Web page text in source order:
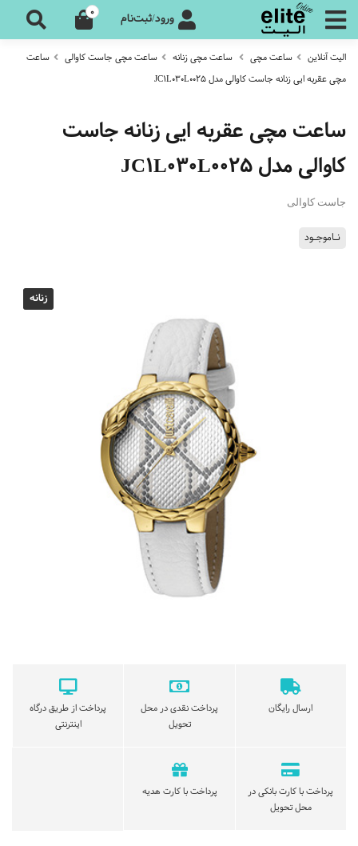
ورود/ثبت‌نام 0
الیت آنلاین ساعت مچی ساعت مچی زنانه ساعت مچی جاست کاوالی
ساعت
مچی عقربه ایی زنانه جاست کاوالی مدل JC1L030L0025
ساعت مچی عقربه ایی زنانه جاست
کاوالی مدل JC1L030L0025
جاست کاوالی
نـاموجـود
زنانه
ارسال رایگان
پرداخت نقدی در محل
تحویل
پرداخت از طریق درگاه
اینترنتی
پرداخت با کارت بانکی در
محل تحویل
پرداخت با کارت هدیه